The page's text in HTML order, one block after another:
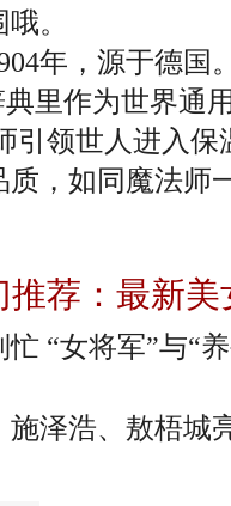
。
年，源于德国
里作为世界通
引领世人进入
，如同魔法师
推荐：最新美
“女将军”与“
泽浩、敖梧城